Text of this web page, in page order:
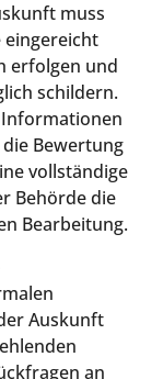
muss
eingereicht
erfolgen und
schildern.
Informationen
Bewertung
vollständige
Behörde die
Bearbeitung.
Auskunft
an